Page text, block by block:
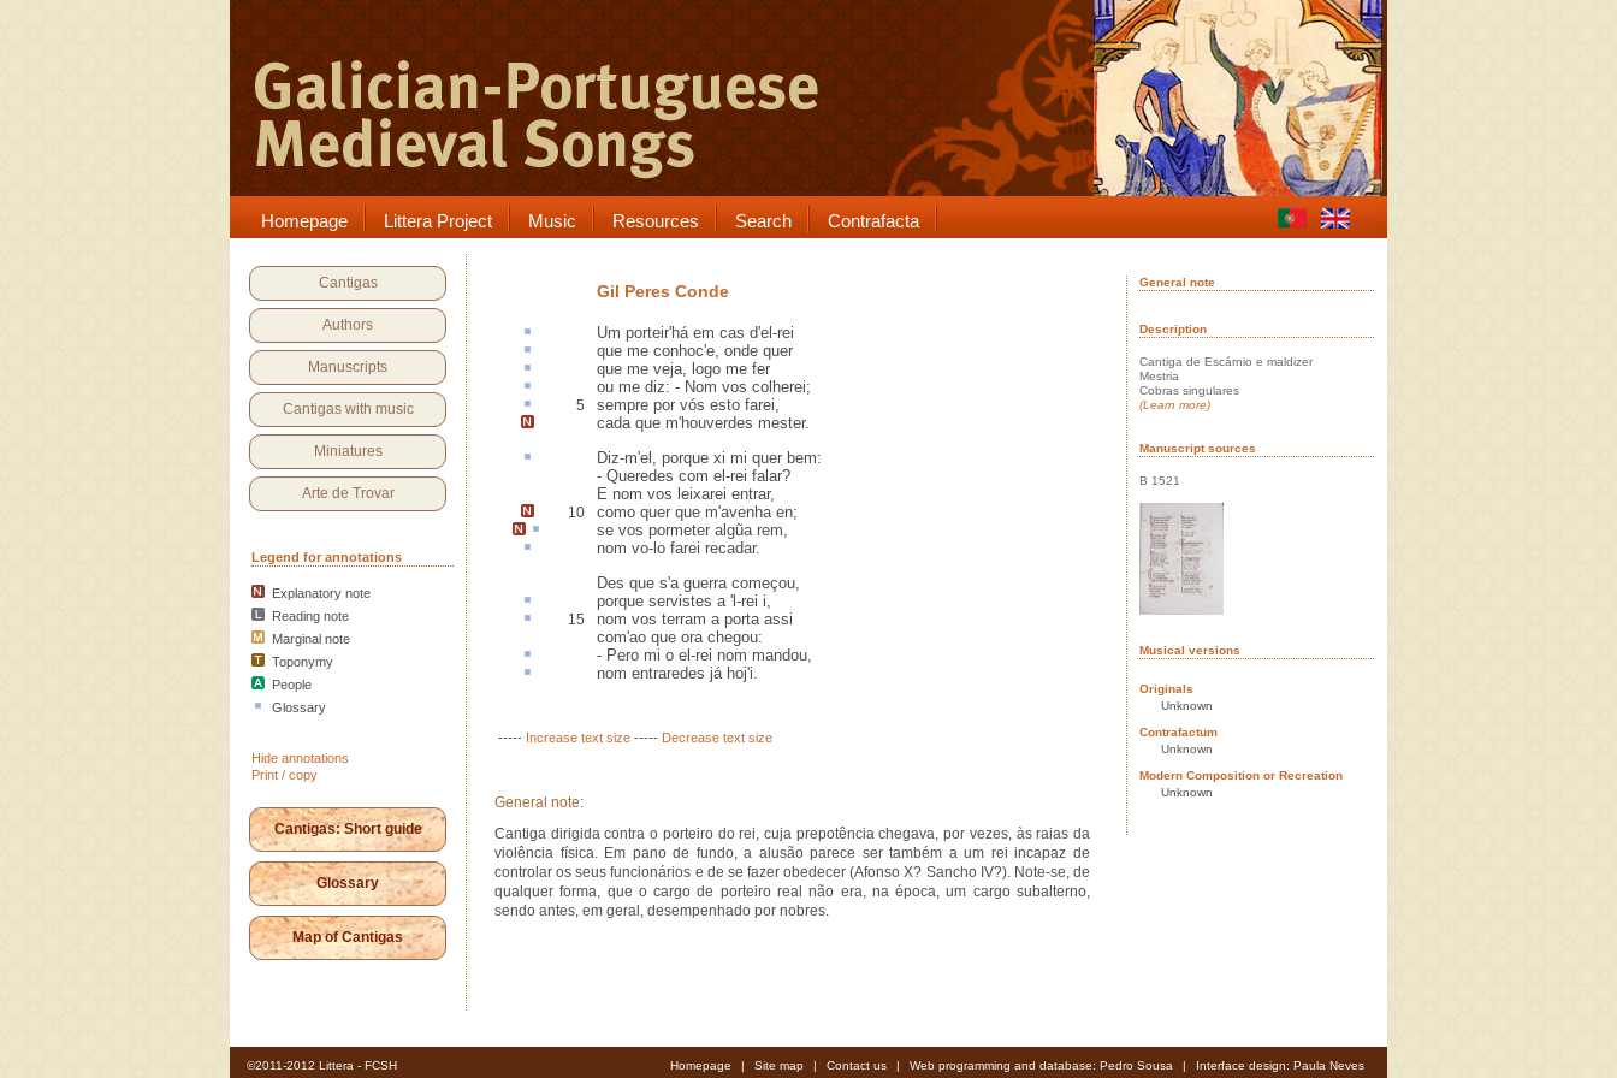
Homepage Littera Project Music Resources Search Contrafacta
Cantigas
Authors
Manuscripts
Cantigas with music
Miniatures
Arte de Trovar
Legend for annotations
Explanatory note
Reading note
Marginal note
Toponymy
People
Glossary
Hide annotations
Print / copy
Cantigas: Short guide
Glossary
Map of Cantigas
Gil Peres Conde
Um porteir'há em cas d'el-rei
que me conhoc'e, onde quer
que me veja, logo me fer
ou me diz: - Nom vos colherei;
5 sempre por vós esto farei,
cada que m'houverdes mester.
Diz-m'el, porque xi mi quer bem:
- Queredes com el-rei falar?
E nom vos leixarei entrar,
10 como quer que m'avenha en;
se vos pormeter algũa rem,
nom vo-lo farei recadar.
Des que s'a guerra começou,
porque servistes a 'l-rei i,
15 nom vos terram a porta assi
com'ao que ora chegou:
- Pero mi o el-rei nom mandou,
nom entraredes já hoj'i.
----- Increase text size ----- Decrease text size
General note:
Cantiga dirigida contra o porteiro do rei, cuja prepotência chegava, por vezes, às raias da
violência física. Em pano de fundo, a alusão parece ser também a um rei incapaz de
controlar os seus funcionários e de se fazer obedecer (Afonso X? Sancho IV?). Note-se, de
qualquer forma, que o cargo de porteiro real não era, na época, um cargo subalterno,
sendo antes, em geral, desempenhado por nobres.
General note
Description
Cantiga de Escárnio e maldizer
Mestria
Cobras singulares
(Learn more)
Manuscript sources
B 1521
Musical versions
Originals
Unknown
Contrafactum
Unknown
Modern Composition or Recreation
Unknown
©2011-2012 Littera - FCSH Homepage | Site map | Contact us | Web programming and database: Pedro Sousa | Interface design: Paula Neves